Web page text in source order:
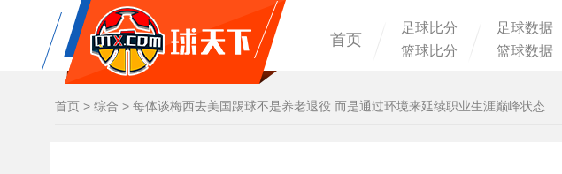
首页
足球比分
篮球比分
足球数据
篮球数据
首页 > 综合 > 每体谈梅西去美国踢球不是养老退役 而是通过环境来‌延续职业生涯巅峰状态‌